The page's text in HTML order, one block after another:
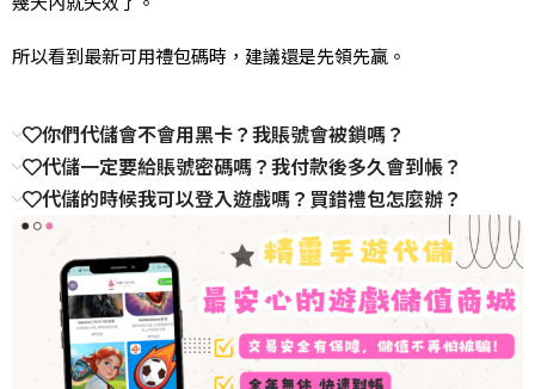
所以看到最新可用禮包碼時，建議還是先領先贏。
你們代儲會不會用黑卡？我賬號會被鎖嗎？
代儲一定要給賬號密碼嗎？我付款後多久會到帳？
代儲的時候我可以登入遊戲嗎？買錯禮包怎麼辦？